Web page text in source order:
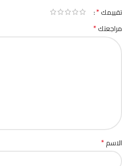
تقييمك*
مراجعتك*
الاسم*